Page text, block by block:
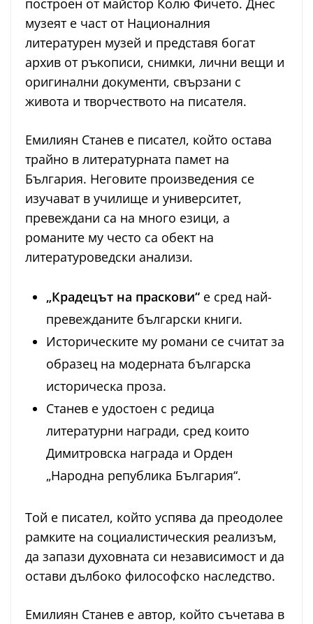
построен от майстор Колю Фичето. Днес
музеят е част от Националния
литературен музей и представя богат
архив от ръкописи, снимки, лични вещи и
оригинални документи, свързани с
живота и творчеството на писателя.
Емилиян Станев е писател, който остава
трайно в литературната памет на
България. Неговите произведения се
изучават в училище и университет,
превеждани са на много езици, а
романите му често са обект на
литературоведски анализи.
„Крадецът на праскови“ е сред най-
превежданите български книги.
Историческите му романи се считат за
образец на модерната българска
историческа проза.
Станев е удостоен с редица
литературни награди, сред които
Димитровска награда и Орден
„Народна република България“.
Той е писател, който успява да преодолее
рамките на социалистическия реализъм,
да запази духовната си независимост и да
остави дълбоко философско наследство.
Емилиян Станев е автор, който съчетава в